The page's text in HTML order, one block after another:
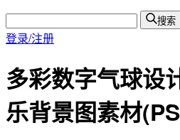
搜索
登录/注册
多彩数字气球设
乐背景图素材